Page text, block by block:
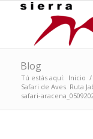
Blog
Tú estás aquí: Inicio /
Safari de Aves. Ruta
safari-